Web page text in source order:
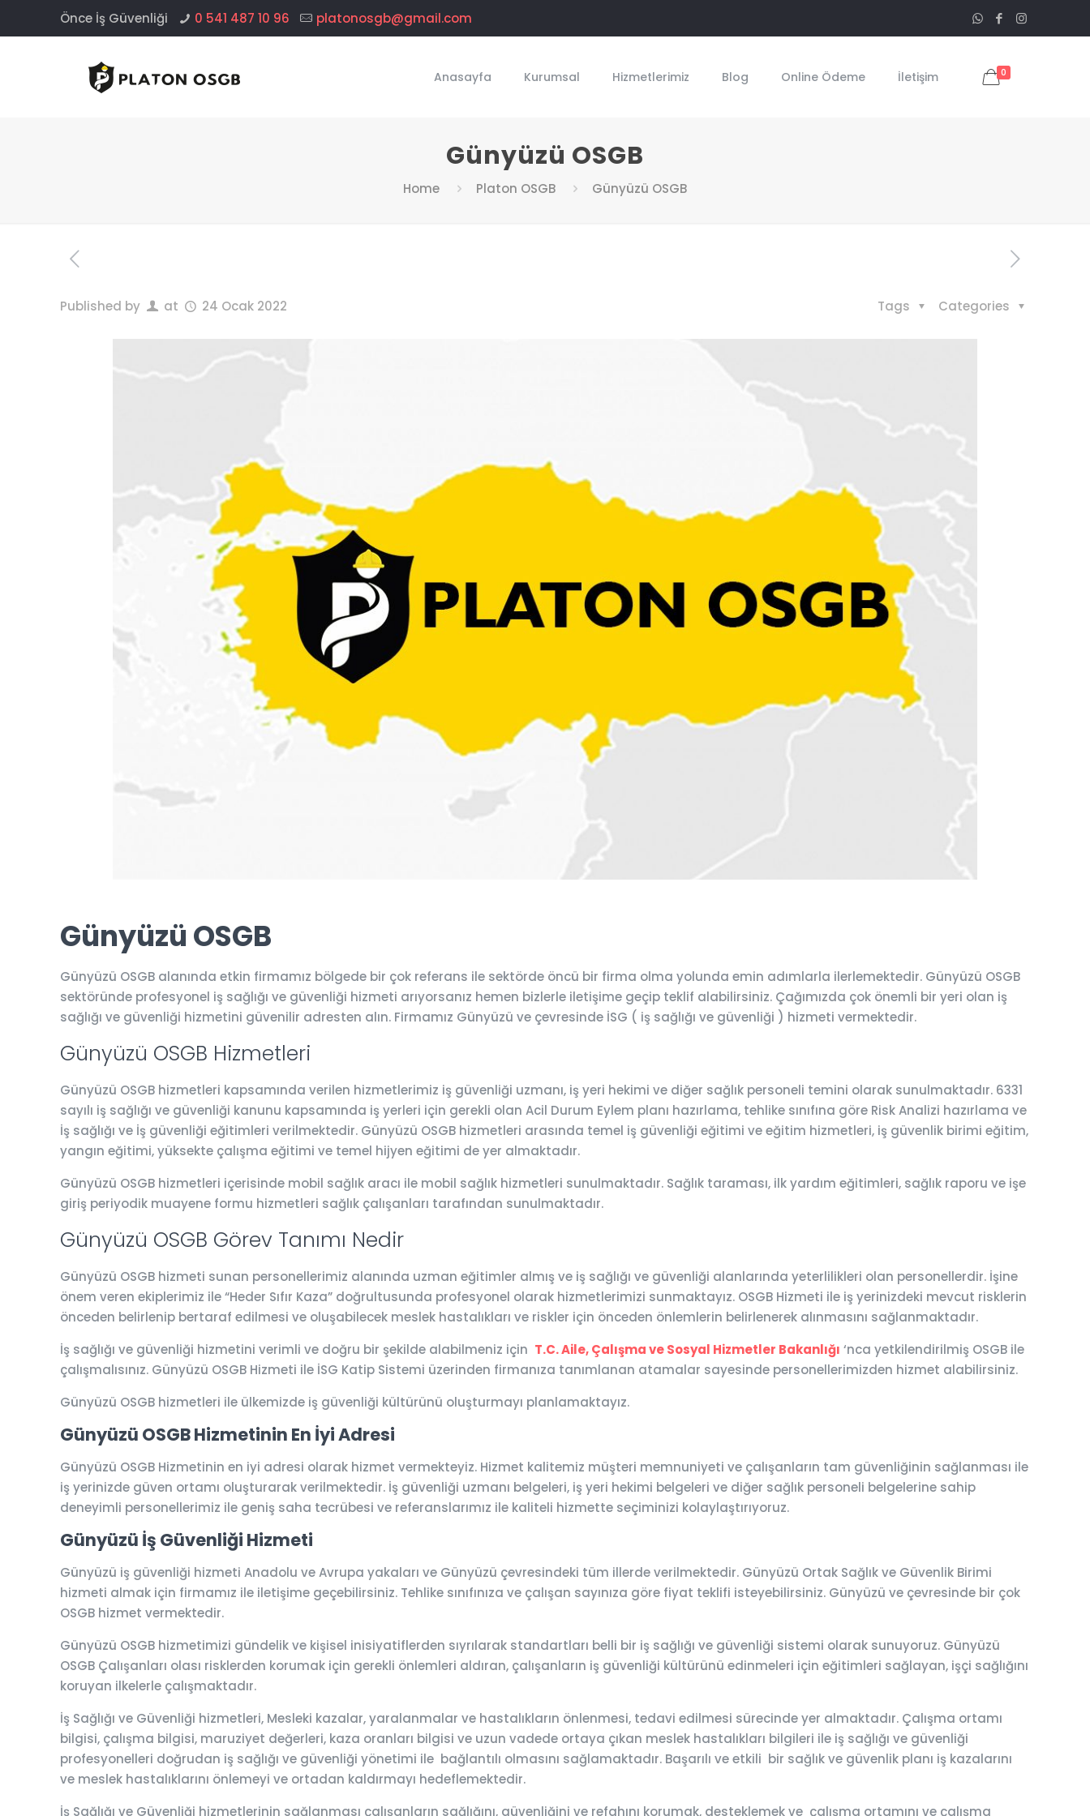
Önce İş Güvenliği 0 541 487 10 96 platonosgb@gmail.com
Anasayfa Kurumsal Hizmetlerimiz Blog Online Ödeme İletişim 0
Günyüzü OSGB
Home Platon OSGB Günyüzü OSGB
Published by at 24 Ocak 2022 Categories
Tags
Günyüzü OSGB
Günyüzü OSGB alanında etkin firmamız bölgede bir çok referans ile sektörde öncü bir firma olma yolunda emin adımlarla ilerlemektedir. Günyüzü OSGB
sektöründe profesyonel iş sağlığı ve güvenliği hizmeti arıyorsanız hemen bizlerle iletişime geçip teklif alabilirsiniz. Çağımızda çok önemli bir yeri olan iş
sağlığı ve güvenliği hizmetini güvenilir adresten alın. Firmamız Günyüzü ve çevresinde İSG ( iş sağlığı ve güvenliği ) hizmeti vermektedir.
Günyüzü OSGB Hizmetleri
Günyüzü OSGB hizmetleri kapsamında verilen hizmetlerimiz iş güvenliği uzmanı, iş yeri hekimi ve diğer sağlık personeli temini olarak sunulmaktadır. 6331
sayılı iş sağlığı ve güvenliği kanunu kapsamında iş yerleri için gerekli olan Acil Durum Eylem planı hazırlama, tehlike sınıfına göre Risk Analizi hazırlama ve
İş sağlığı ve İş güvenliği eğitimleri verilmektedir. Günyüzü OSGB hizmetleri arasında temel iş güvenliği eğitimi ve eğitim hizmetleri, iş güvenlik birimi eğitim,
yangın eğitimi, yüksekte çalışma eğitimi ve temel hijyen eğitimi de yer almaktadır.
Günyüzü OSGB hizmetleri içerisinde mobil sağlık aracı ile mobil sağlık hizmetleri sunulmaktadır. Sağlık taraması, ilk yardım eğitimleri, sağlık raporu ve işe
giriş periyodik muayene formu hizmetleri sağlık çalışanları tarafından sunulmaktadır.
Günyüzü OSGB Görev Tanımı Nedir
Günyüzü OSGB hizmeti sunan personellerimiz alanında uzman eğitimler almış ve iş sağlığı ve güvenliği alanlarında yeterlilikleri olan personellerdir. İşine
önem veren ekiplerimiz ile “Heder Sıfır Kaza” doğrultusunda profesyonel olarak hizmetlerimizi sunmaktayız. OSGB Hizmeti ile iş yerinizdeki mevcut risklerin
önceden belirlenip bertaraf edilmesi ve oluşabilecek meslek hastalıkları ve riskler için önceden önlemlerin belirlenerek alınmasını sağlanmaktadır.
İş sağlığı ve güvenliği hizmetini verimli ve doğru bir şekilde alabilmeniz için T.C. Aile, Çalışma ve Sosyal Hizmetler Bakanlığı ‘nca yetkilendirilmiş OSGB ile
çalışmalısınız. Günyüzü OSGB Hizmeti ile İSG Katip Sistemi üzerinden firmanıza tanımlanan atamalar sayesinde personellerimizden hizmet alabilirsiniz.
Günyüzü OSGB hizmetleri ile ülkemizde iş güvenliği kültürünü oluşturmayı planlamaktayız.
Günyüzü OSGB Hizmetinin En İyi Adresi
Günyüzü OSGB Hizmetinin en iyi adresi olarak hizmet vermekteyiz. Hizmet kalitemiz müşteri memnuniyeti ve çalışanların tam güvenliğinin sağlanması ile
iş yerinizde güven ortamı oluşturarak verilmektedir. İş güvenliği uzmanı belgeleri, iş yeri hekimi belgeleri ve diğer sağlık personeli belgelerine sahip
deneyimli personellerimiz ile geniş saha tecrübesi ve referanslarımız ile kaliteli hizmette seçiminizi kolaylaştırıyoruz.
Günyüzü İş Güvenliği Hizmeti
Günyüzü iş güvenliği hizmeti Anadolu ve Avrupa yakaları ve Günyüzü çevresindeki tüm illerde verilmektedir. Günyüzü Ortak Sağlık ve Güvenlik Birimi
hizmeti almak için firmamız ile iletişime geçebilirsiniz. Tehlike sınıfınıza ve çalışan sayınıza göre fiyat teklifi isteyebilirsiniz. Günyüzü ve çevresinde bir çok
OSGB hizmet vermektedir.
Günyüzü OSGB hizmetimizi gündelik ve kişisel inisiyatiflerden sıyrılarak standartları belli bir iş sağlığı ve güvenliği sistemi olarak sunuyoruz. Günyüzü
OSGB Çalışanları olası risklerden korumak için gerekli önlemleri aldıran, çalışanların iş güvenliği kültürünü edinmeleri için eğitimleri sağlayan, işçi sağlığını
koruyan ilkelerle çalışmaktadır.
İş Sağlığı ve Güvenliği hizmetleri, Mesleki kazalar, yaralanmalar ve hastalıkların önlenmesi, tedavi edilmesi sürecinde yer almaktadır. Çalışma ortamı
bilgisi, çalışma bilgisi, maruziyet değerleri, kaza oranları bilgisi ve uzun vadede ortaya çıkan meslek hastalıkları bilgileri ile iş sağlığı ve güvenliği
profesyonelleri doğrudan iş sağlığı ve güvenliği yönetimi ile bağlantılı olmasını sağlamaktadır. Başarılı ve etkili bir sağlık ve güvenlik planı iş kazalarını
ve meslek hastalıklarını önlemeyi ve ortadan kaldırmayı hedeflemektedir.
İş Sağlığı ve Güvenliği hizmetlerinin sağlanması çalışanların sağlığını, güvenliğini ve refahını korumak, desteklemek ve çalışma ortamını ve çalışma